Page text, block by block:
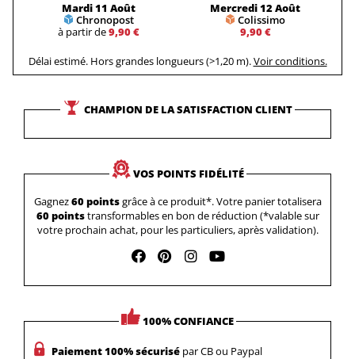
Mardi 11 Août
Chronopost
à partir de9,90 €
Mercredi 12 Août
Colissimo
9,90 €
Délai estimé. Hors grandes longueurs (>1,20 m).Voir conditions.
CHAMPION DE LA SATISFACTION CLIENT
VOS POINTS FIDÉLITÉ
Gagnez60 pointsgrâce à ce produit*. Votre panier totalisera
60 pointstransformables en bon de réduction (*valable sur
votre prochain achat, pour les particuliers, après validation).
100% CONFIANCE
Paiement 100% sécurisé par CB ou Paypal